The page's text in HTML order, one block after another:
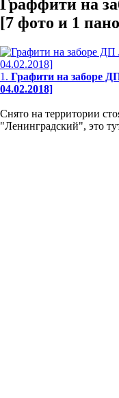
Граффити на
[7 фото и 1
1. Графити на заборе
04.02.2018]
Снято на территории
"Ленинградский", это